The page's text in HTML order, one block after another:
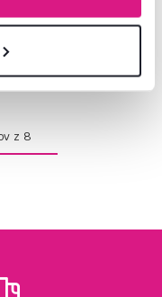
- detailná
z 8